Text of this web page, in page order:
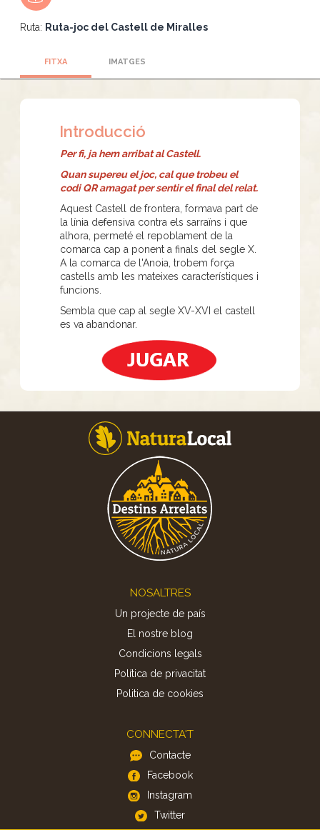
Ruta: Ruta-joc del Castell de Miralles
FITXA IMATGES
Introducció
Per fi, ja hem arribat al Castell.
Quan supereu el joc, cal que trobeu el
codi QR amagat per sentir el final del relat.
Aquest Castell de frontera, formava part de
la línia defensiva contra els sarraïns i que
alhora, permeté el repoblament de la
comarca cap a ponent a finals del segle X.
A la comarca de l'Anoia, trobem força
castells amb les mateixes característiques i
funcions.
Sembla que cap al segle XV-XVI el castell
es va abandonar.
NOSALTRES
Un projecte de país
El nostre blog
Condicions legals
Política de privacitat
Politica de cookies
CONNECTA'T
Contacte
Facebook
Instagram
Twitter